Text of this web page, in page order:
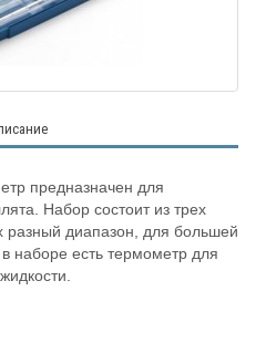
предназначен для
Набор состоит из трех
диапазон, для большей
наборе есть термометр для